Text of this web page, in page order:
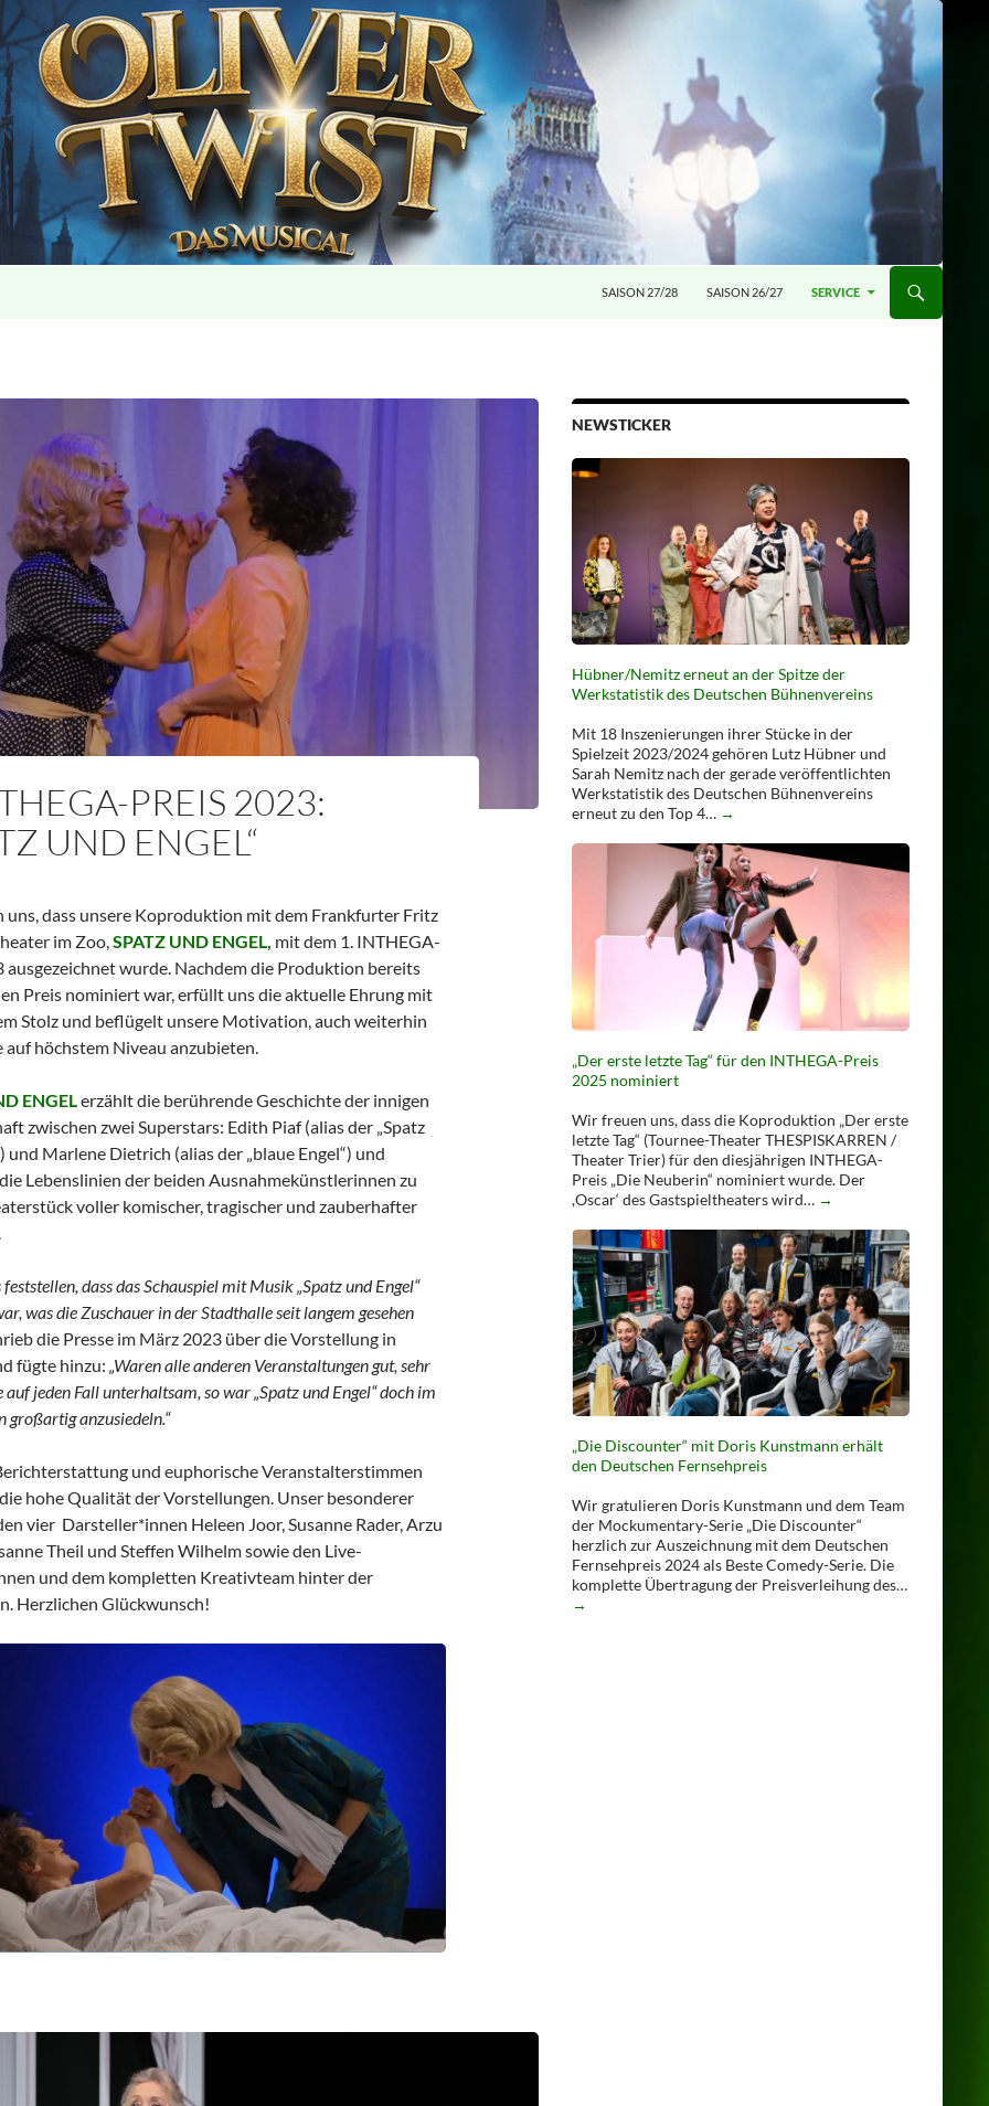
SAISON 27/28 SAISON 26/27 SERVICE
PREIS 2023:
UND ENGEL“
uns, dass unsere Koproduktion mit dem Frankfurter Fritz
im Zoo,SPATZ UND ENGEL, mit dem 1. INTHEGA-
ausgezeichnet wurde. Nachdem die Produktion bereits
Preis nominiert war, erfüllt uns die aktuelle Ehrung mit
Stolz und beflügelt unsere Motivation, auch weiterhin
auf höchstem Niveau anzubieten.
ENGELerzählt die berührende Geschichte der innigen
zwischen zwei Superstars: Edith Piaf (alias der „Spatz
und Marlene Dietrich (alias der „blaue Engel“) und
Lebenslinien der beiden Ausnahmekünstlerinnen zu
voller komischer, tragischer und zauberhafter
dass das Schauspiel mit Musik „Spatz und Engel“
was die Zuschauer in der Stadthalle seit langem gesehen
die Presse im März 2023 über die Vorstellung in
fügte hinzu: „Waren alle anderen Veranstaltungen gut, sehr
auf jeden Fall unterhaltsam, so war „Spatz und Engel“ doch im
großartig anzusiedeln.“
und euphorische Veranstalterstimmen
hohe Qualität der Vorstellungen. Unser besonderer
vier Darsteller*innen Heleen Joor, Susanne Rader, Arzu
Theil und Steffen Wilhelm sowie den Live-
und dem kompletten Kreativteam hinter der
Herzlichen Glückwunsch!
NEWSTICKER
Hübner/Nemitz erneut an der Spitze der
Werkstatistik des Deutschen Bühnenvereins
Mit 18 Inszenierungen ihrer Stücke in der
Spielzeit 2023/2024 gehören Lutz Hübner und
Sarah Nemitz nach der gerade veröffentlichten
Werkstatistik des Deutschen Bühnenvereins
erneut zu den Top 4… →
„Der erste letzte Tag“ für den INTHEGA-Preis
2025 nominiert
Wir freuen uns, dass die Koproduktion „Der erste
letzte Tag“ (Tournee-Theater THESPISKARREN /
Theater Trier) für den diesjährigen INTHEGA-
Preis „Die Neuberin“ nominiert wurde. Der
,Oscar‘ des Gastspieltheaters wird… →
„Die Discounter“ mit Doris Kunstmann erhält
den Deutschen Fernsehpreis
Wir gratulieren Doris Kunstmann und dem Team
der Mockumentary-Serie „Die Discounter“
herzlich zur Auszeichnung mit dem Deutschen
Fernsehpreis 2024 als Beste Comedy-Serie. Die
komplette Übertragung der Preisverleihung des…
→